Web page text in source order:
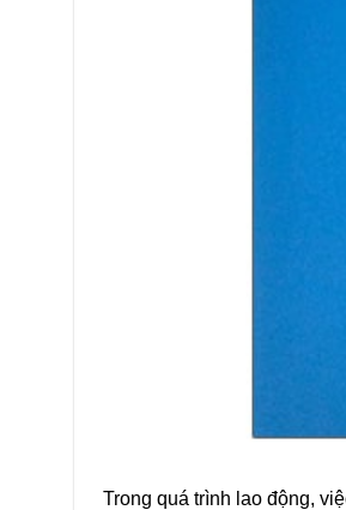
Trong quá trình lao động,